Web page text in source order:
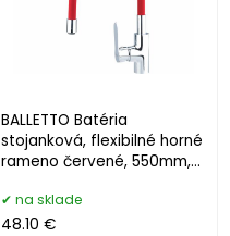
BALLETTO Batéria
stojanková, flexibilné horné
rameno červené, 550mm,
na sklade
48.10 €